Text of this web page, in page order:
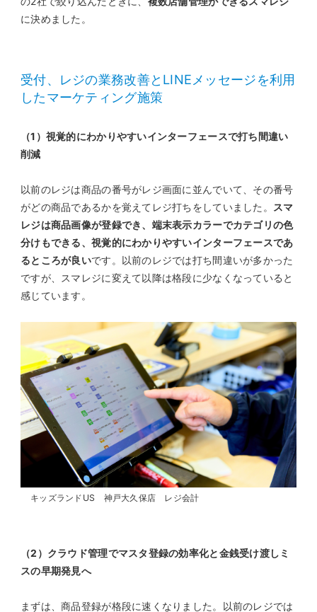
に決めました。
受付、レジの業務改善とLINEメッセージを利用
したマーケティング施策
（1）視覚的にわかりやすいインターフェースで打ち間違い
削減
以前のレジは商品の番号がレジ画面に並んでいて、その番号
がどの商品であるかを覚えてレジ打ちをしていました。
スマ
レジは商品画像が登録でき、端末表示カラーでカテゴリの色
分けもできる、視覚的にわかりやすいインターフェースであ
るところが良いです。以前のレジでは打ち間違いが多かった
ですが、スマレジに変えて以降は格段に少なくなっていると
感じています。
キッズランドUS 神戸大久保店 レジ会計
（2）クラウド管理でマスタ登録の効率化と金銭受け渡しミ
スの早期発見へ
まずは、商品登録が格段に速くなりました。以前のレジでは